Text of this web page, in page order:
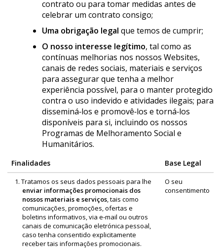
contrato ou para tomar medidas antes de
celebrar um contrato consigo;
Uma obrigação legal que temos de cumprir;
O nosso interesse legítimo, tal como as
contínuas melhorias nos nossos Websites,
canais de redes sociais, materiais e serviços
para assegurar que tenha a melhor
experiência possível, para o manter protegido
contra o uso indevido e atividades ilegais; para
disseminá‑los e promovê‑los e torná‑los
disponíveis para si, incluindo os nossos
Programas de Melhoramento Social e
Humanitários.
Finalidades Base Legal
1. Tratamos os seus dados pessoais para lhe
enviar informações promocionais dos
nossos materiais e serviços, tais como
comunicações, promoções, ofertas e
boletins informativos, via e‑mail ou outros
canais de comunicação eletrónica pessoal,
caso tenha consentido explicitamente
receber tais informações promocionais.
O seu
consentimento